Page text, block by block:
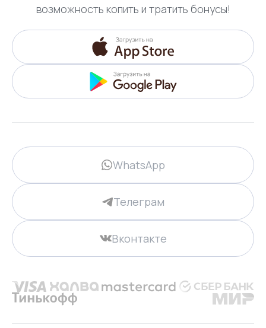
возможность копить и тратить бонусы!
WhatsApp
Телеграм
Вконтакте